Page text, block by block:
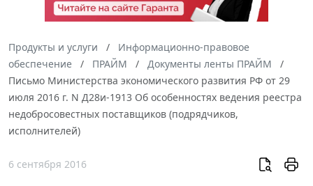
Продукты и услуги
Информационно-правовое
обеспечение
ПРАЙМ
Документы ленты ПРАЙМ
Письмо Министерства экономического развития РФ от 29
июля 2016 г. N Д28и-1913 Об особенностях ведения реестра
недобросовестных поставщиков (подрядчиков,
исполнителей)
6 сентября 2016